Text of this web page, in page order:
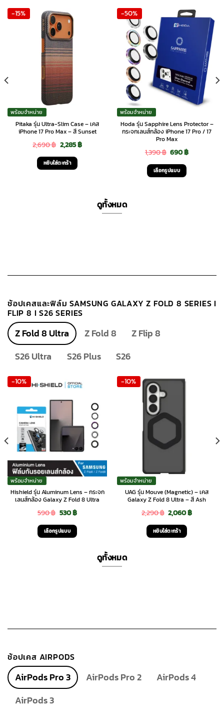
-15%
พร้อมจำหน่าย
Pitaka รุ่น Ultra-Slim Case – เคส
iPhone 17 Pro Max – สี Sunset
2,690฿ Original
price
was:
2,285฿Current
หยิบใส่ตะกร้า
-50%
พร้อมจำหน่าย
Hoda รุ่น Sapphire Lens Protector –
กระจกเลนส์กล้อง iPhone 17 Pro / 17
Pro Max
1,390฿ Original
price
was:
690฿Current
เลือกรูปแบบ
be
the
ดูทั้งหมด
ช้อปเคสและฟิล์ม SAMSUNG GALAXY Z FOLD 8 SERIES I
FLIP 8 I S26 SERIES
Z Fold 8 Ultra Z Fold 8
Z Flip 8
S26 Ultra
S26 Plus S26
-10%
พร้อมจำหน่าย
Hishield รุ่น Aluminum Lens – กระจก
เลนส์กล้อง Galaxy Z Fold 8 Ultra
590฿ Original
price
was:
530฿Current
price
เลือกรูปแบบ
on
the
product
-10%
พร้อมจำหน่าย
UAG รุ่น Mouve (Magnetic) – เคส
Galaxy Z Fold 8 Ultra – สี Ash
2,290฿ Original
price
was:
2,060฿Current
หยิบใส่ตะกร้า
ดูทั้งหมด
ช้อปเคส AIRPODS
AirPods Pro 3 AirPods Pro 2
AirPods 4
AirPods 3